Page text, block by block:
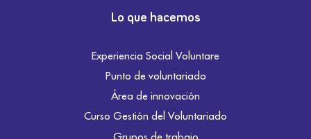
Lo que hacemos
Experiencia Social Voluntare
Punto de voluntariado
Área de innovación
Curso Gestión del Voluntariado
Grupos de trabajo